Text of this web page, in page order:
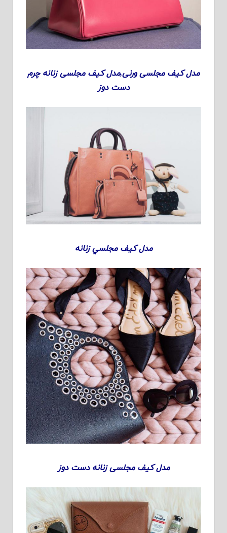
مدل کیف مجلسی ورنی,مدل کیف مجلسی زنانه چرم
دست دوز
مدل كيف مجلسي زنانه
مدل کیف مجلسی زنانه دست دوز